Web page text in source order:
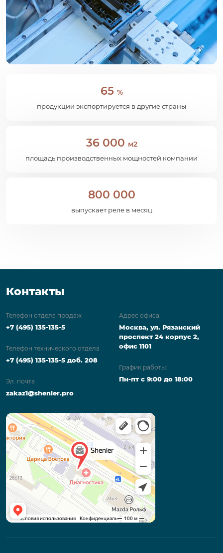
65 %
продукции экспортируется в другие страны
36 000 м2
площадь производственных мощностей компании
800 000
выпускает реле в месяц
Контакты
Телефон отдела продаж
+7 (495) 135-135-5
Телефон технического отдела
+7 (495) 135-135-5 доб. 208
Эл. почта
zakaz1@shenler.pro
Адрес офиса:
Москва, ул. Рязанский
проспект 24 корпус 2,
офис 1101
График работы:
Пн-пт с 9:00 до 18:00